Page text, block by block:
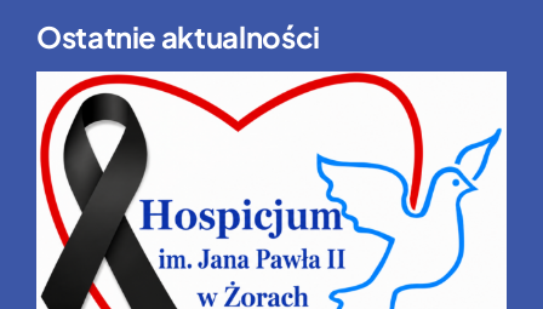
Ostatnie aktualności